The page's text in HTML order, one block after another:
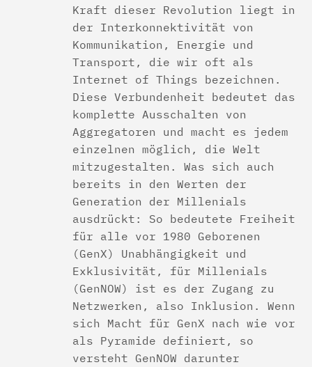
Kraft dieser Revolution liegt in
der Interkonnektivität von
Kommunikation, Energie und
Transport, die wir oft als
Internet of Things bezeichnen.
Diese Verbundenheit bedeutet das
komplette Ausschalten von
Aggregatoren und macht es jedem
einzelnen möglich, die Welt
mitzugestalten. Was sich auch
bereits in den Werten der
Generation der Millenials
ausdrückt: So bedeutete Freiheit
für alle vor 1980 Geborenen
(GenX) Unabhängigkeit und
Exklusivität, für Millenials
(GenNOW) ist es der Zugang zu
Netzwerken, also Inklusion. Wenn
sich Macht für GenX nach wie vor
als Pyramide definiert, so
versteht GenNOW darunter